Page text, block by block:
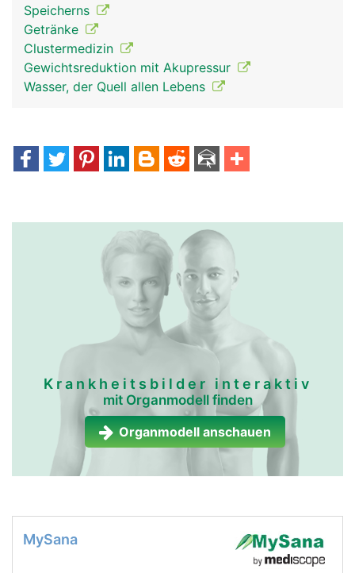
Speicherns
Getränke
Clustermedizin
Gewichtsreduktion mit Akupressur
Wasser, der Quell allen Lebens
Krankheitsbilder interaktiv
mit Organmodell finden
Organmodell anschauen
MySana